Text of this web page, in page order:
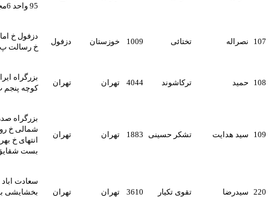
تختائی 1009 خوزستان دزفول
دزفول خ امام خمینی شمالی
خ رسالت پ 5
ترکاشوند 4044 تهران تهران
بزرگراه ایرانپارس خ شقایق
کوچه پنجم پ 13
تشکر حسینی 1883 تهران تهران
بزرگراه صدر بلوار کاوه
شمالی خ روشنائی غربی
انتهای خ بهرام شمالی بن
تقوی تکیار 3610 تهران تهران
سعادت اباد میدان سرو خ
بخشایشی بهار پنجم